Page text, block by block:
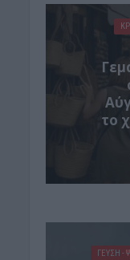
το
ΓΕΎΣΗ -